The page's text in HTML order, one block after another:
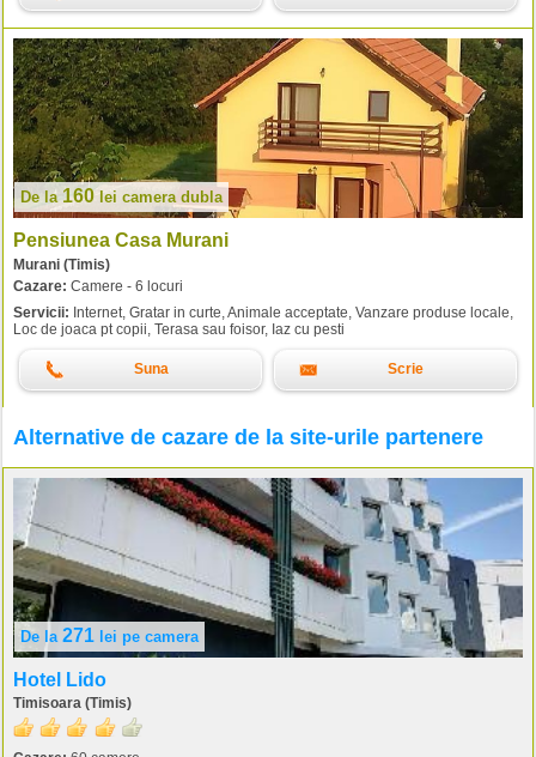
De la 160 lei camera dubla
Pensiunea Casa Murani
Murani (Timis)
Cazare: Camere - 6 locuri
Servicii: Internet, Gratar in curte, Animale acceptate, Vanzare produse locale,
Loc de joaca pt copii, Terasa sau foisor, Iaz cu pesti
Suna Scrie
Alternative de cazare de la site-urile partenere
De la 271 lei pe camera
Hotel Lido
Timisoara (Timis)